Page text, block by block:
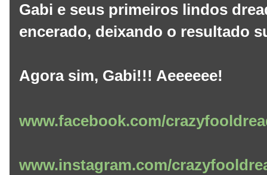
Gabi e seus primeiros lindos
encerado, deixando o resultado
Agora sim, Gabi!!! Aeeeeee!
www.facebook.com/
www.instagram.com/